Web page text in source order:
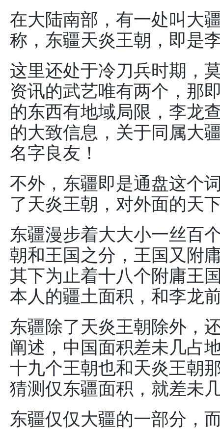
在大陆南部，有一处叫大
称，东疆天炎王朝，即是
这里还处于冷刀兵时期，
资讯的武艺唯有两个，那
的东西有地域局限，李龙
的大致信息，关于同属大
名字良友！
不外，东疆即是通盘这个
了天炎王朝，对外面的天
东疆漫步着大大小一丝百
朝和王国之分，王国又附
其下为止着十八个附庸王
本人的疆土面积，和李龙
东疆除了天炎王朝除外，
阐述，中国面积差未几占
十九个王朝也和天炎王朝
猜测仅东疆面积，就差未
东疆仅仅大疆的一部分，